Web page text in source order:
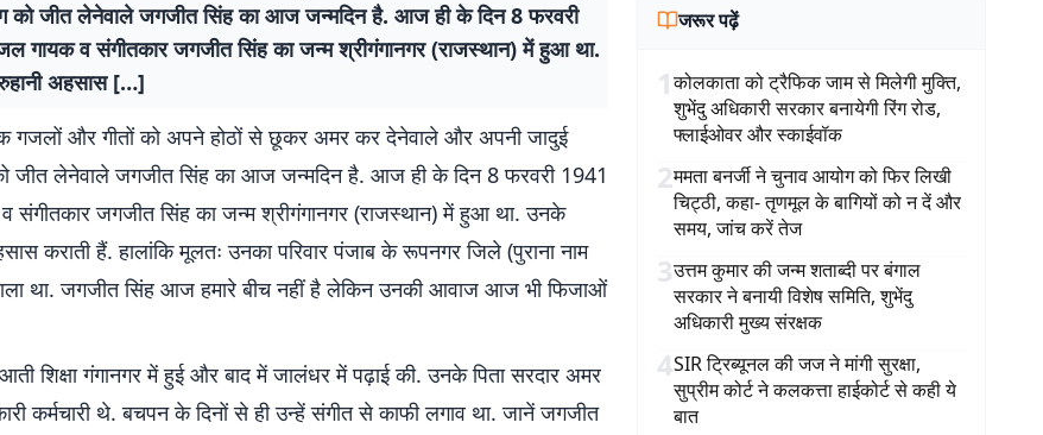
जीत लेनेवाले जगजीत सिंह का आज जन्‍मदिन है. आज ही के दिन 8 फरवरी
गायक व संगीतकार जगजीत सिंह का जन्म श्रीगंगानगर (राजस्थान) में हुआ था.
अहसास […]
और गीतों को अपने होठों से छूकर अमर कर देनेवाले और अपनी जादुई
लेनेवाले जगजीत सिंह का आज जन्‍मदिन है. आज ही के दिन 8 फरवरी 1941
संगीतकार जगजीत सिंह का जन्म श्रीगंगानगर (राजस्थान) में हुआ था. उनके
कराती हैं. हालांकि मूलतः उनका परिवार पंजाब के रूपनगर जिले (पुराना नाम
था. जगजीत सिंह आज हमारे बीच नहीं है लेकिन उनकी आवाज आज भी फिजाओं
शिक्षा गंगानगर में हुई और बाद में जालंधर में पढ़ाई की. उनके पिता सरदार अमर
कर्मचारी थे. बचपन के दिनों से ही उन्हें संगीत से काफी लगाव था. जानें जगजीत
जरूर पढ़ें
1कोलकाता को ट्रैफिक जाम से मिलेगी मुक्ति,
शुभेंदु अधिकारी सरकार बनायेगी रिंग रोड,
फ्लाईओवर और स्काईवॉक
2ममता बनर्जी ने चुनाव आयोग को फिर लिखी
चिट्ठी, कहा- तृणमूल के बागियों को न दें और
समय, जांच करें तेज
3उत्तम कुमार की जन्म शताब्दी पर बंगाल
सरकार ने बनायी विशेष समिति, शुभेंदु
अधिकारी मुख्य संरक्षक
4SIR ट्रिब्यूनल की जज ने मांगी सुरक्षा,
सुप्रीम कोर्ट ने कलकत्ता हाईकोर्ट से कही ये
बात